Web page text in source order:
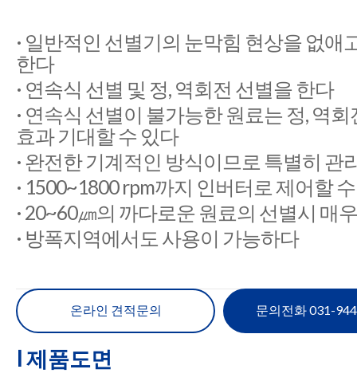
· 일반적인 선별기의 눈막힘 현상을 없애
한다
· 연속식 선별 및 정, 역회전 선별을 한다
· 연속식 선별이 불가능한 원료는 정, 역
효과 기대할 수 있다
· 완전한 기계적인 방식이므로 특별히 관
· 1500~1800 rpm까지 인버터로 제어할
· 20~60㎛의 까다로운 원료의 선별시 매
· 방폭지역에서도 사용이 가능하다
온라인 견적문의 문의전화 031-
I 제품도면